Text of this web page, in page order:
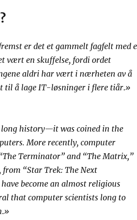
er det et gammelt fagfelt med
vært en skuffelse, fordi ordet
aldri har vært i nærheten av å
til å lage IT-løsninger i flere tiår.»
history—it was coined in the
More recently, computer
Terminator” and “The Matrix,”
“Star Trek: The Next
become an almost religious
that computer scientists long to
.»